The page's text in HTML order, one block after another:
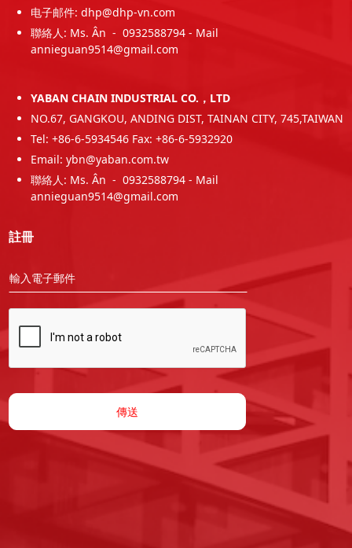
电子邮件: dhp@dhp-vn.com
聯絡人: Ms. Ân - 0932588794 - Mail
annieguan9514@gmail.com
YABAN CHAIN INDUSTRIAL CO.，LTD
NO.67, GANGKOU, ANDING DIST, TAINAN CITY, 745,TAIWAN
Tel: +86-6-5934546 Fax: +86-6-5932920
Email: ybn@yaban.com.tw
聯絡人: Ms. Ân - 0932588794 - Mail
annieguan9514@gmail.com
註冊
傳送